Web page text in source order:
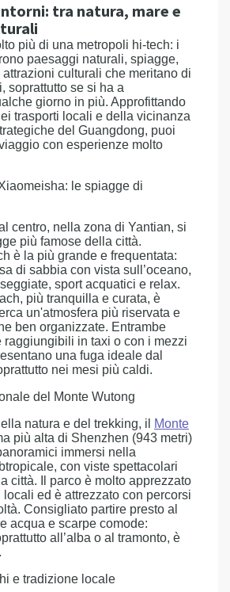
tra natura, mare e
più di una metropoli hi-tech: i
paesaggi naturali, spiagge,
culturali che meritano di
soprattutto se si ha a
giorno in più. Approfittando
trasporti locali e della vicinanza
del Guangdong, puoi
con esperienze molto
le spiagge di
centro, nella zona di Yantian, si
più famose della città.
è la più grande e frequentata:
di sabbia con vista sull’oceano,
sport acquatici e relax.
più tranquilla e curata, è
un'atmosfera più riservata e
ben organizzate. Entrambe
raggiungibili in taxi o con i mezzi
una fuga ideale dal
nei mesi più caldi.
del Monte Wutong
natura e del trekking, il
Monte
più alta di Shenzhen (943 metri)
immersi nella
con viste spettacolari
città. Il parco è molto apprezzato
ed è attrezzato con percorsi
Consigliato partire presto al
acqua e scarpe comode:
all’alba o al tramonto, è
e tradizione locale